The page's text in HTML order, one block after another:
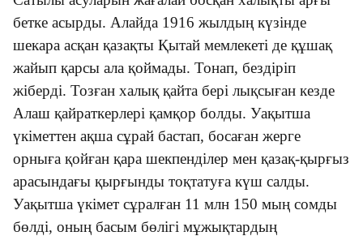
бетке асырды. Алайда 1916 жылдың күзінде
шекара асқан қазақты Қытай мемлекеті де құшақ
жайып қарсы ала қоймады. Тонап, бездіріп
жіберді. Тозған халық қайта бері лықсыған кезде
Алаш қайраткерлері қамқор болды. Уақытша
үкіметтен ақша сұрай бастап, босаған жерге
орныға қойған қара шекпенділер мен қазақ-қырғыз
арасындағы қырғынды тоқтатуға күш салды.
Уақытша үкімет сұралған 11 млн 150 мың сомды
бөлді, оның басым бөлігі мұжықтардың